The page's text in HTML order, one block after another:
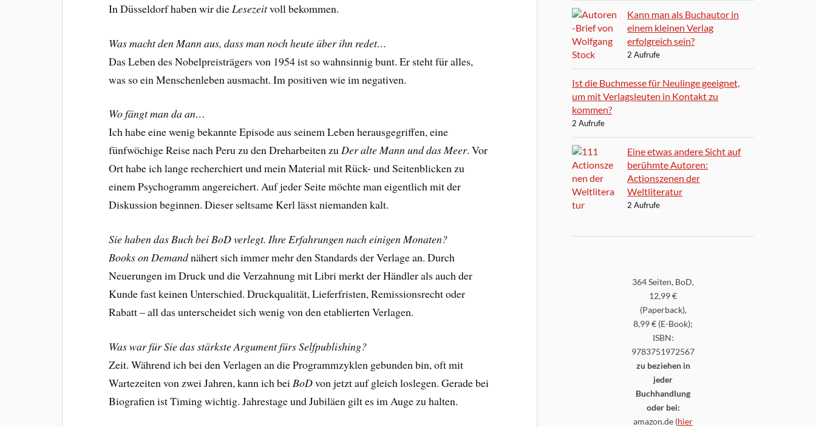
In Düsseldorf haben wir die Lesezeitvoll bekommen.
Was macht den Mann aus, dass man noch heute über ihn redet…
Das Leben des Nobelpreisträgers von 1954 ist so wahnsinnig bunt. Er steht für alles,
was so ein Menschenleben ausmacht. Im positiven wie im negativen.
Wo fängt man da an…
Ich habe eine wenig bekannte Episode aus seinem Leben herausgegriffen, eine
fünfwöchige Reise nach Peru zu den Dreharbeiten zuDer alte Mann und das Meer. Vor
Ort habe ich lange recherchiert und mein Material mit Rück- und Seitenblicken zu
einem Psychogramm angereichert. Auf jeder Seite möchte man eigentlich mit der
Diskussion beginnen. Dieser seltsame Kerl lässt niemanden kalt.
Sie haben das Buch bei BoD verlegt. Ihre Erfahrungen nach einigen Monaten?
Books on Demandnähert sich immer mehr den Standards der Verlage an. Durch
Neuerungen im Druck und die Verzahnung mit Libri merkt der Händler als auch der
Kunde fast keinen Unterschied. Druckqualität, Lieferfristen, Remissionsrecht oder
Rabatt ­– all das unterscheidet sich wenig von den etablierten Verlagen.
Was war für Sie das stärkste Argument fürs Selfpublishing?
Zeit. Während ich bei den Verlagen an die Programmzyklen gebunden bin, oft mit
Wartezeiten von zwei Jahren, kann ich beiBoDvon jetzt auf gleich loslegen. Gerade bei
Biografien ist Timing wichtig. Jahrestage und Jubiläen gilt es im Auge zu halten.
Kann man als Buchautor in
einem kleinen Verlag
erfolgreich sein?
2 Aufrufe
Ist die Buchmesse für Neulinge geeignet,
um mit Verlagsleuten in Kontakt zu
kommen?
2 Aufrufe
Eine etwas andere Sicht auf
berühmte Autoren:
Actionszenen der
Weltliteratur
2 Aufrufe
364 Seiten, BoD,
12,99 €
(Paperback),
8,99 € (E-Book);
ISBN:
9783751972567
zu beziehen in
jeder
Buchhandlung
oder bei:
amazon.de (hier